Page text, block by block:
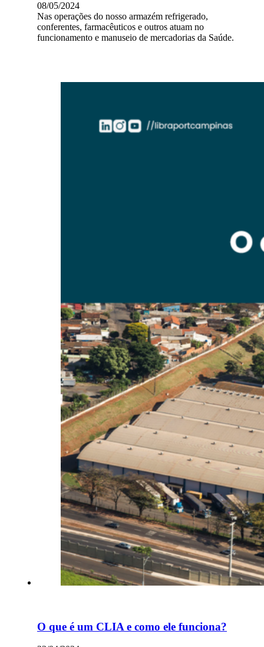
08/05/2024
Nas operações do nosso armazém refrigerado,
conferentes, farmacêuticos e outros atuam no
funcionamento e manuseio de mercadorias da Saúde.
O que é um CLIA e como ele funciona?